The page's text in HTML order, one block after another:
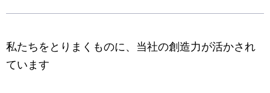
English
私たちをとりまくものに、当社の創造力が活かされ
ています